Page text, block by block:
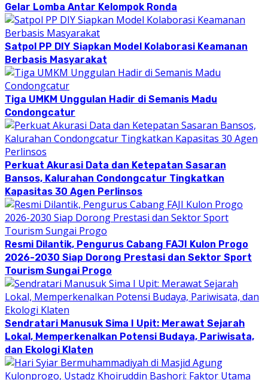
Gelar Lomba Antar Kelompok Ronda
Satpol PP DIY Siapkan Model Kolaborasi Keamanan
Berbasis Masyarakat
Tiga UMKM Unggulan Hadir di Semanis Madu
Condongcatur
Perkuat Akurasi Data dan Ketepatan Sasaran
Bansos, Kalurahan Condongcatur Tingkatkan
Kapasitas 30 Agen Perlinsos
Resmi Dilantik, Pengurus Cabang FAJI Kulon Progo
2026-2030 Siap Dorong Prestasi dan Sektor Sport
Tourism Sungai Progo
Sendratari Manusuk Sima I Upit: Merawat Sejarah
Lokal, Memperkenalkan Potensi Budaya, Pariwisata,
dan Ekologi Klaten